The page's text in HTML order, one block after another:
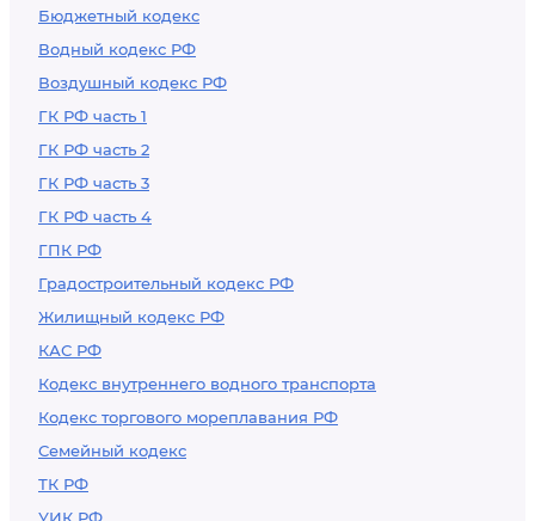
Бюджетный кодекс
Водный кодекс РФ
Воздушный кодекс РФ
ГК РФ часть 1
ГК РФ часть 2
ГК РФ часть 3
ГК РФ часть 4
ГПК РФ
Градостроительный кодекс РФ
Жилищный кодекс РФ
КАС РФ
Кодекс внутреннего водного транспорта
Кодекс торгового мореплавания РФ
Семейный кодекс
ТК РФ